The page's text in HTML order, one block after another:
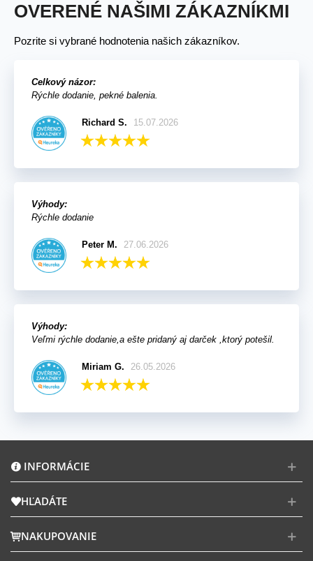
OVERENÉ NAŠIMI ZÁKAZNÍKMI
Pozrite si vybrané hodnotenia našich zákazníkov.
Celkový názor:
Rýchle dodanie, pekné balenia.
Richard S. 15.07.2026
Výhody:
Rýchle dodanie
Peter M. 27.06.2026
Výhody:
Veľmi rýchle dodanie,a ešte pridaný aj darček ,ktorý potešil.
Miriam G. 26.05.2026
INFORMÁCIE
HĽADÁTE
NAKUPOVANIE